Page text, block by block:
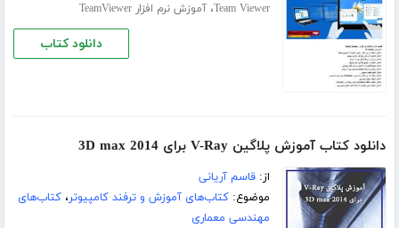
Team Viewer،آموزش نرم افزار TeamViewer
دانلود کتاب
دانلود کتاب آموزش پلاگین V-Ray برای 3D max 2014
از:قاسم آریانی
موضوع:کتاب‌های آموزش و ترفند کامپیوتر،کتاب‌های
مهندسی معماری